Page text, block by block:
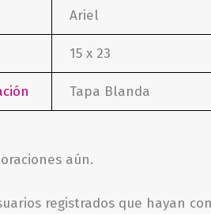
Ariel
15 x 23
Tapa Blanda
aún.
registrados que hayan